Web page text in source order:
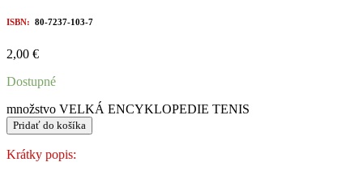
ISBN: 80-7237-103-7
2,00 €
Dostupné
množstvo VELKÁ ENCYKLOPEDIE TENIS
Pridať do košíka
Krátky popis: